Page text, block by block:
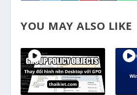
YOU MAY ALSO LIKE